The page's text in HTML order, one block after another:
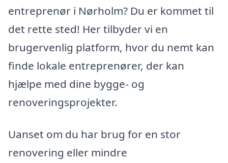
entreprenør i Nørholm? Du er kommet til
det rette sted! Her tilbyder vi en
brugervenlig platform, hvor du nemt kan
finde lokale entreprenører, der kan
hjælpe med dine bygge- og
renoveringsprojekter.
Uanset om du har brug for en stor
renovering eller mindre